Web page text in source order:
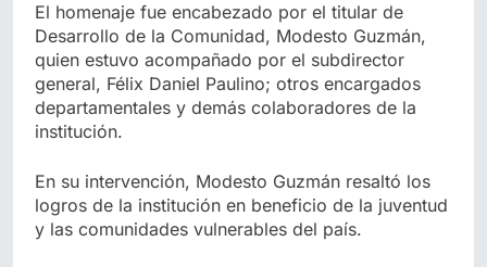
El homenaje fue encabezado por el titular de
Desarrollo de la Comunidad, Modesto Guzmán,
quien estuvo acompañado por el subdirector
general, Félix Daniel Paulino; otros encargados
departamentales y demás colaboradores de la
institución.
En su intervención, Modesto Guzmán resaltó los
logros de la institución en beneficio de la juventud
y las comunidades vulnerables del país.